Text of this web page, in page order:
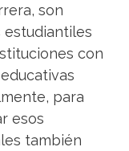
son
estudiantiles
con
para
esos
también